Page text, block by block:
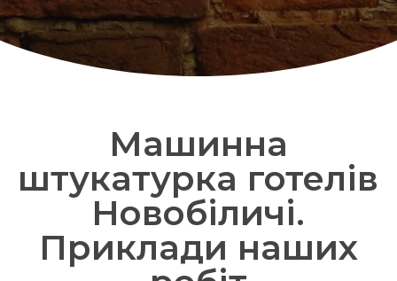
Машинна
штукатурка готелів
Новобіличі.
Приклади наших